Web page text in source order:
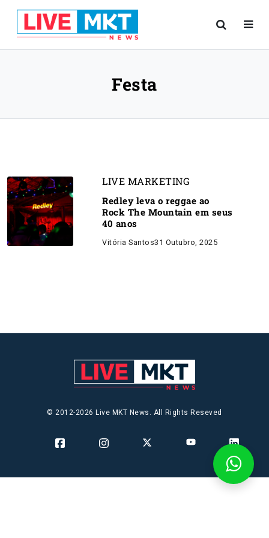
Festa
LIVE MARKETING
Redley leva o reggae ao
Rock The Mountain em seus
40 anos
Vitória Santos31 Outubro, 2025
© 2012-2026 Live MKT News. All Rights Reseved